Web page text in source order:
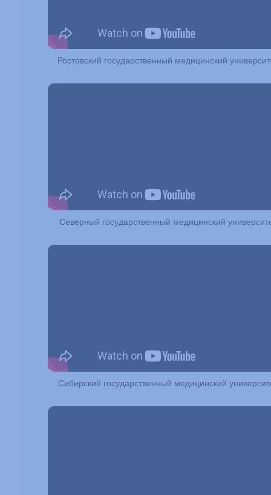
Ростовский государственный медицинский
Северный государственный медицинский
Сибирский государственный медицинский